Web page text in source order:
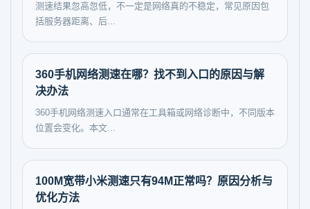
测速结果忽高忽低，不一定是网络真的不稳定，常见原因包
括服务器距离、后...
360手机网络测速在哪？找不到入口的原因与解
决办法
360手机网络测速入口通常在工具箱或网络诊断中，不同版本
位置会变化。本文...
100M宽带小米测速只有94M正常吗？原因分析与
优化方法